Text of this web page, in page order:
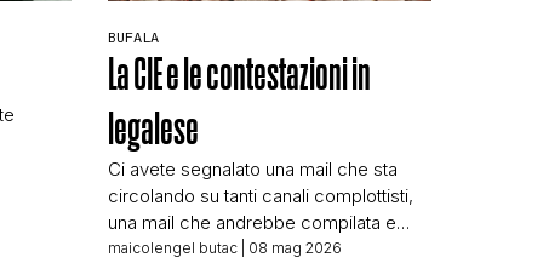
porta
BUFALA
La CIE e le contestazioni in
legalese
Ci avete segnalato una mail che sta
circolando su tanti canali complottisti,
una mail che andrebbe compilata e
spedita ai Servizi demografici del
maicolengel butac| 08 mag 2026